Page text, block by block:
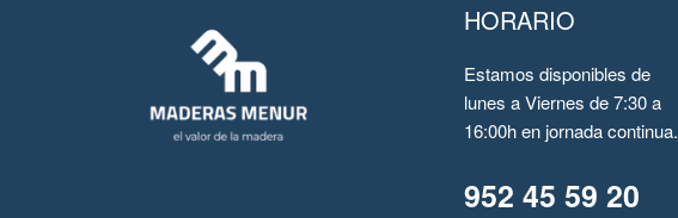
HORARIO
Estamos disponibles de
lunes a Viernes de 7:30 a
16:00h en jornada continua.
952 45 59 20